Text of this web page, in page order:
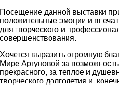
Посещение данной выставки
положительные эмоции и
для творческого и
совершенствования.
Хочется выразить огромную
Мире Аргуновой за
прекрасного, за теплое и
творческого долголетия и,